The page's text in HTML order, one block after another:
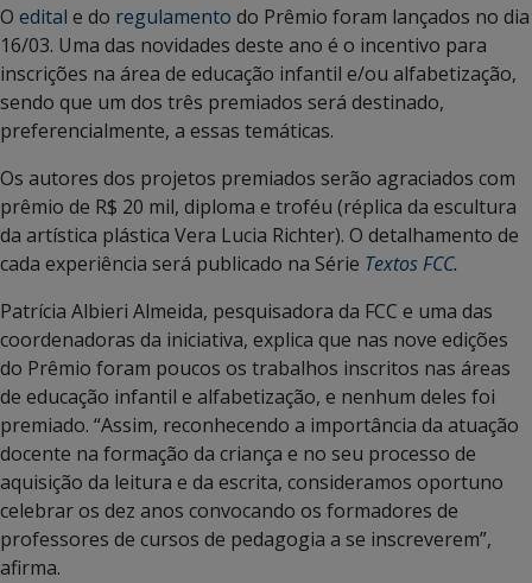
O edital e do regulamento do Prêmio foram lançados no dia
16/03. Uma das novidades deste ano é o incentivo para
inscrições na área de educação infantil e/ou alfabetização,
sendo que um dos três premiados será destinado,
preferencialmente, a essas temáticas.
Os autores dos projetos premiados serão agraciados com
prêmio de R$ 20 mil, diploma e troféu (réplica da escultura
da artística plástica Vera Lucia Richter). O detalhamento de
cada experiência será publicado na Série Textos FCC.
Patrícia Albieri Almeida, pesquisadora da FCC e uma das
coordenadoras da iniciativa, explica que nas nove edições
do Prêmio foram poucos os trabalhos inscritos nas áreas
de educação infantil e alfabetização, e nenhum deles foi
premiado. “Assim, reconhecendo a importância da atuação
docente na formação da criança e no seu processo de
aquisição da leitura e da escrita, consideramos oportuno
celebrar os dez anos convocando os formadores de
professores de cursos de pedagogia a se inscreverem”,
afirma.